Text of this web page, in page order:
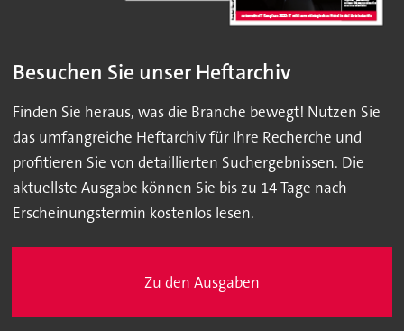
Besuchen Sie unser Heftarchiv
Finden Sie heraus, was die Branche bewegt! Nutzen Sie
das umfangreiche Heftarchiv für Ihre Recherche und
profitieren Sie von detaillierten Suchergebnissen. Die
aktuellste Ausgabe können Sie bis zu 14 Tage nach
Erscheinungstermin kostenlos lesen.
Zu den Ausgaben